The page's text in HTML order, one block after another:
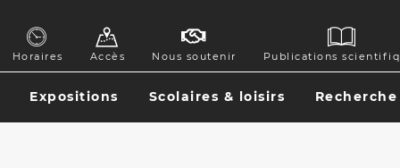
Horaires Accès Nous soutenir Publications
Expositions Scolaires & loisirs Recherche